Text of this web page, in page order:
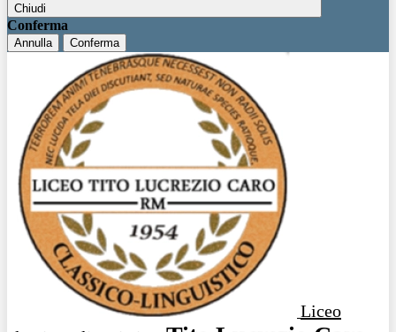
Chiudi
Conferma
Annulla Conferma
Liceo